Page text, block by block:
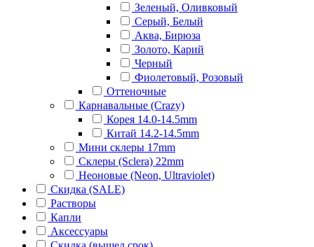
Зеленый, Оливковый
Серый, Белый
Аква, Бирюза
Золото, Карий
Черный
Фиолетовый, Розовый
Оттеночные
Карнавальные (Crazy)
Корея 14.0-14.5mm
Китай 14.2-14.5mm
Мини склеры 17mm
Склеры (Sclera) 22mm
Неоновые (Neon, Ultraviolet)
Скидка (SALE)
Растворы
Капли
Аксессуары